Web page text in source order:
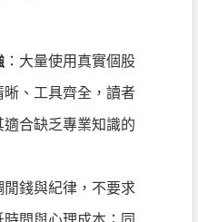
：大量使用真實個股
、工具齊全，讀者
合缺乏專業知識的
閒錢與紀律，不要求